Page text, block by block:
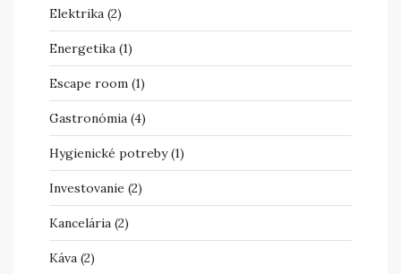
Elektrika (2)
Energetika (1)
Escape room (1)
Gastronómia (4)
Hygienické potreby(1)
Investovanie (2)
Kancelária (2)
Káva (2)